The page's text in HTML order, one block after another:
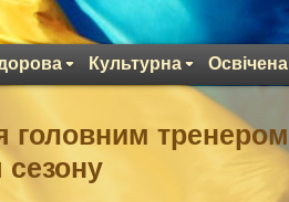
Культурна Освічена
головним тренером
сезону